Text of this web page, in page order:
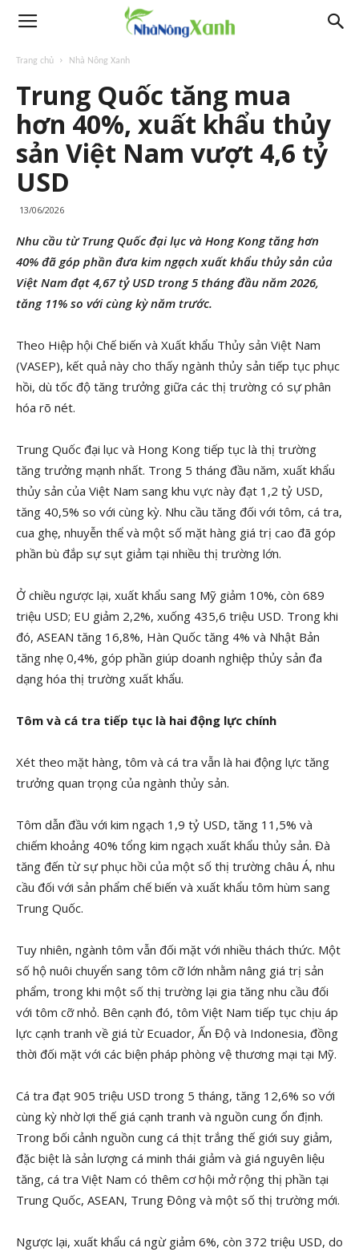
Trang chủ Nhà Nông Xanh
Trung Quốc tăng mua
hơn 40%, xuất khẩu thủy
sản Việt Nam vượt 4,6 tỷ
USD
13/06/2026
Nhu cầu từ Trung Quốc đại lục và Hong Kong tăng hơn
40% đã góp phần đưa kim ngạch xuất khẩu thủy sản của
Việt Nam đạt 4,67 tỷ USD trong 5 tháng đầu năm 2026,
tăng 11% so với cùng kỳ năm trước.
Theo Hiệp hội Chế biến và Xuất khẩu Thủy sản Việt Nam
(VASEP), kết quả này cho thấy ngành thủy sản tiếp tục phục
hồi, dù tốc độ tăng trưởng giữa các thị trường có sự phân
hóa rõ nét.
Trung Quốc đại lục và Hong Kong tiếp tục là thị trường
tăng trưởng mạnh nhất. Trong 5 tháng đầu năm, xuất khẩu
thủy sản của Việt Nam sang khu vực này đạt 1,2 tỷ USD,
tăng 40,5% so với cùng kỳ. Nhu cầu tăng đối với tôm, cá tra,
cua ghẹ, nhuyễn thể và một số mặt hàng giá trị cao đã góp
phần bù đắp sự sụt giảm tại nhiều thị trường lớn.
Ở chiều ngược lại, xuất khẩu sang Mỹ giảm 10%, còn 689
triệu USD; EU giảm 2,2%, xuống 435,6 triệu USD. Trong khi
đó, ASEAN tăng 16,8%, Hàn Quốc tăng 4% và Nhật Bản
tăng nhẹ 0,4%, góp phần giúp doanh nghiệp thủy sản đa
dạng hóa thị trường xuất khẩu.
Tôm và cá tra tiếp tục là hai động lực chính
Xét theo mặt hàng, tôm và cá tra vẫn là hai động lực tăng
trưởng quan trọng của ngành thủy sản.
Tôm dẫn đầu với kim ngạch 1,9 tỷ USD, tăng 11,5% và
chiếm khoảng 40% tổng kim ngạch xuất khẩu thủy sản. Đà
tăng đến từ sự phục hồi của một số thị trường châu Á, nhu
cầu đối với sản phẩm chế biến và xuất khẩu tôm hùm sang
Trung Quốc.
Tuy nhiên, ngành tôm vẫn đối mặt với nhiều thách thức. Một
số hộ nuôi chuyển sang tôm cỡ lớn nhằm nâng giá trị sản
phẩm, trong khi một số thị trường lại gia tăng nhu cầu đối
với tôm cỡ nhỏ. Bên cạnh đó, tôm Việt Nam tiếp tục chịu áp
lực cạnh tranh về giá từ Ecuador, Ấn Độ và Indonesia, đồng
thời đối mặt với các biện pháp phòng vệ thương mại tại Mỹ.
Cá tra đạt 905 triệu USD trong 5 tháng, tăng 12,6% so với
cùng kỳ nhờ lợi thế giá cạnh tranh và nguồn cung ổn định.
Trong bối cảnh nguồn cung cá thịt trắng thế giới suy giảm,
đặc biệt là sản lượng cá minh thái giảm và giá nguyên liệu
tăng, cá tra Việt Nam có thêm cơ hội mở rộng thị phần tại
Trung Quốc, ASEAN, Trung Đông và một số thị trường mới.
Ngược lại, xuất khẩu cá ngừ giảm 6%, còn 372 triệu USD, do